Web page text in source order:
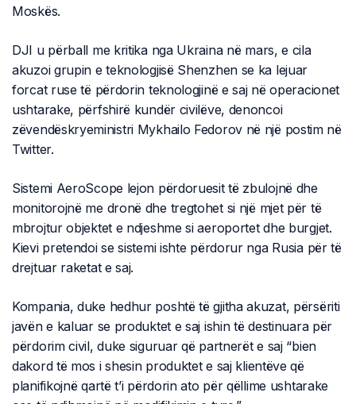
Moskës.
DJI u përball me kritika nga Ukraina në mars, e cila
akuzoi grupin e teknologjisë Shenzhen se ka lejuar
forcat ruse të përdorin teknologjinë e saj në operacionet
ushtarake, përfshirë kundër civilëve, denoncoi
zëvendëskryeministri Mykhailo Fedorov në një postim në
Twitter.
Sistemi AeroScope lejon përdoruesit të zbulojnë dhe
monitorojnë me dronë dhe tregtohet si një mjet për të
mbrojtur objektet e ndjeshme si aeroportet dhe burgjet.
Kievi pretendoi se sistemi ishte përdorur nga Rusia për të
drejtuar raketat e saj.
Kompania, duke hedhur poshtë të gjitha akuzat, përsëriti
javën e kaluar se produktet e saj ishin të destinuara për
përdorim civil, duke siguruar që partnerët e saj “bien
dakord të mos i shesin produktet e saj klientëve që
planifikojnë qartë t’i përdorin ato për qëllime ushtarake